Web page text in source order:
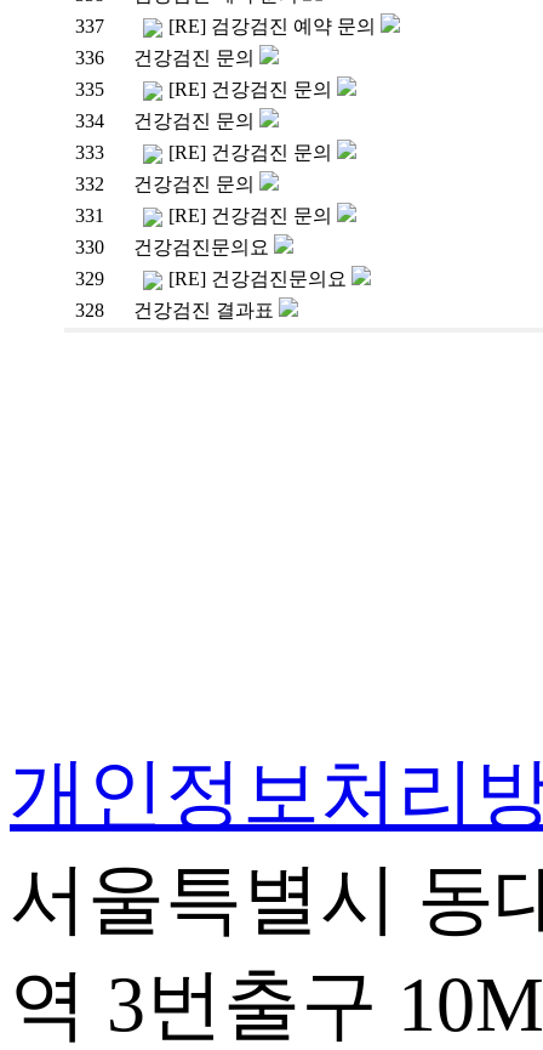
337
[RE] 검강검진 예약 문의
336
건강검진 문의
335
[RE] 건강검진 문의
334
건강검진 문의
333
[RE] 건강검진 문의
332
건강검진 문의
331
[RE] 건강검진 문의
330
건강검진문의요
329
[RE] 건강검진문의요
328
건강검진 결과표
개인정보처리
서울특별시 동
역 3번출구